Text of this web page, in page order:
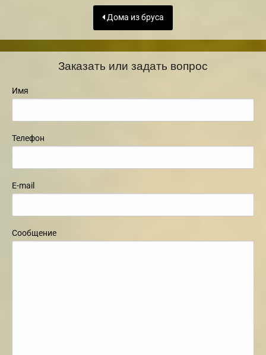
Дома из бруса
Заказать или задать вопрос
Имя
Телефон
E-mail
Сообщение